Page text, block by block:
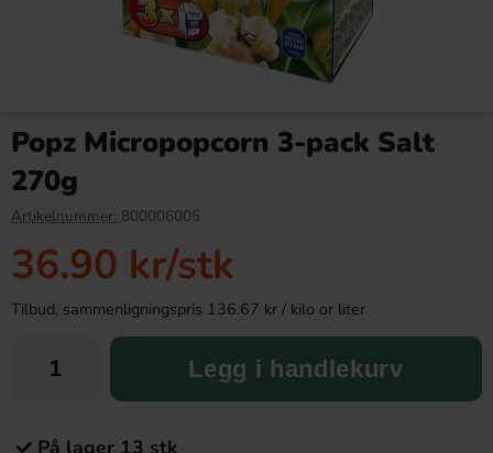
165g
44.90 kr
Köp
354g
Popz Micropopcorn 3-pack Salt
270g
Artikelnummer: 800006005
36.90 kr/stk
Tilbud, sammenligningspris 136.67 kr / kilo or liter
Legg i handlekurv
På lager 13 stk